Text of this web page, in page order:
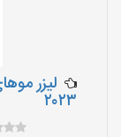
لیزر
۲۰۲۳